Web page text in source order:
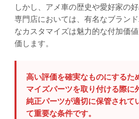
しかし、アメ車の歴史や愛好家の
専門店においては、有名なブラン
なカスタマイズは魅力的な付加価
価します。
高い評価を確実なものにするた
マイズパーツを取り付ける際に
純正パーツが適切に保管されて
て重要な条件です。